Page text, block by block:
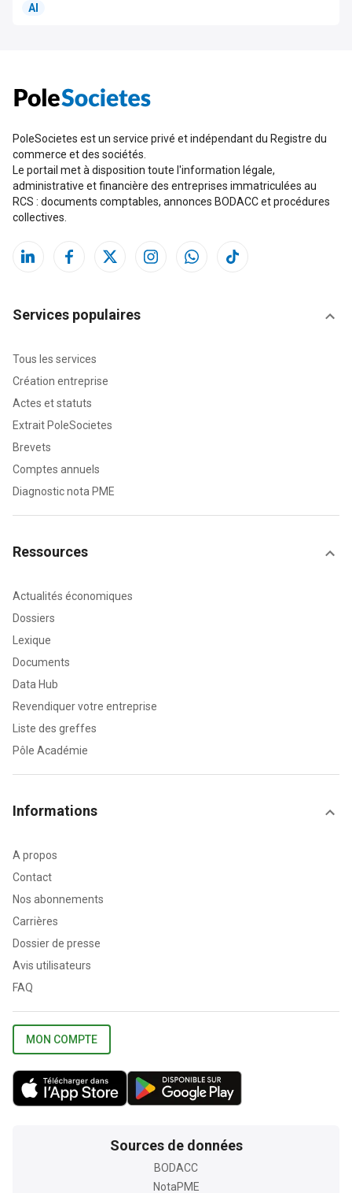
AI
PoleSocietes est un service privé et indépendant du Registre du
commerce et des sociétés.
Le portail met à disposition toute l'information légale,
administrative et financière des entreprises immatriculées au
RCS : documents comptables, annonces BODACC et procédures
collectives.
Services populaires
Tous les services
Création entreprise
Actes et statuts
Extrait PoleSocietes
Brevets
Comptes annuels
Diagnostic nota PME
Ressources
Actualités économiques
Dossiers
Lexique
Documents
Data Hub
Revendiquer votre entreprise
Liste des greffes
Pôle Académie
Informations
A propos
Contact
Nos abonnements
Carrières
Dossier de presse
Avis utilisateurs
FAQ
MON COMPTE
Sources de données
BODACC
NotaPME